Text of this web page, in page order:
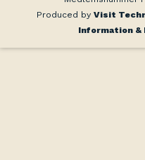
Produced by Visit
Information &